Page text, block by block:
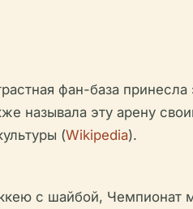
фан-база принесла
называла эту арену
(Wikipedia).
с шайбой, Чемпионат